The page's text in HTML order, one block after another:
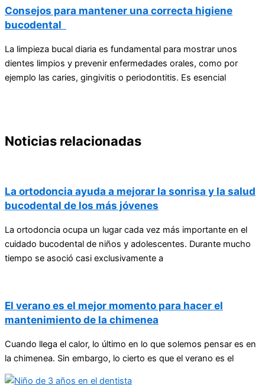
Consejos para mantener una correcta higiene
bucodental
La limpieza bucal diaria es fundamental para mostrar unos
dientes limpios y prevenir enfermedades orales, como por
ejemplo las caries, gingivitis o periodontitis. Es esencial
Noticias relacionadas
La ortodoncia ayuda a mejorar la sonrisa y la salud
bucodental de los más jóvenes
La ortodoncia ocupa un lugar cada vez más importante en el
cuidado bucodental de niños y adolescentes. Durante mucho
tiempo se asoció casi exclusivamente a
El verano es el mejor momento para hacer el
mantenimiento de la chimenea
Cuando llega el calor, lo último en lo que solemos pensar es en
la chimenea. Sin embargo, lo cierto es que el verano es el